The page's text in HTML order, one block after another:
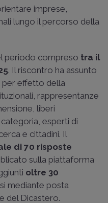
imprese,
lungo il percorso della
periodo compreso tra il
. Il riscontro ha assunto
per effetto della
rappresentanze
liberi
esperti di
e cittadini. Il
di 70 risposte
sulla piattaforma
oltre 30
mediante posta
del Dicastero.